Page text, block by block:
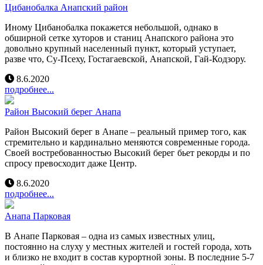
Цибанобалка Анапский район
Иному Цибанобалка покажется небольшой, однако в
обширной сетке хуторов и станиц Анапского района это
довольно крупный населенный пункт, который уступает,
разве что, Су-Псеху, Гостагаевской, Анапской, Гай-Кодзору.
8.6.2020
подробнее...
Район Высокий берег Анапа
Район Высокий берег в Анапе – реальный пример того, как
стремительно и кардинально меняются современные города.
Своей востребованностью Высокий берег бьет рекорды и по
спросу превосходит даже Центр.
8.6.2020
подробнее...
Анапа Парковая
В Анапе Парковая – одна из самых известных улиц,
постоянно на слуху у местных жителей и гостей города, хоть
и близко не входит в состав курортной зоны. В последние 5-7